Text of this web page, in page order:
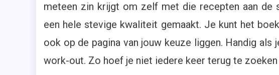
meteen zin krijgt om zelf met die recepten aan de
een hele stevige kwaliteit gemaakt. Je kunt het
ook op de pagina van jouw keuze liggen. Handig
work-out. Zo hoef je niet iedere keer terug te